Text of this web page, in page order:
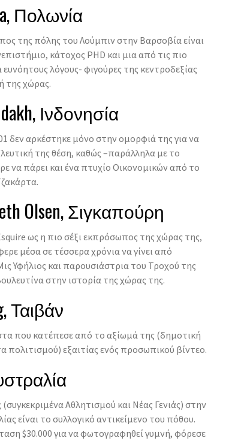
Πολωνία
της πόλης του Λούμπιν στην Βαρσοβία είναι
κάτοχος PHD και μια από τις πιο
λόγους- φιγούρες της κεντροδεξίας
της χώρας.
Ινδονησία
δεν αρκέστηκε μόνο στην ομορφιά της για να
της θέση, καθώς –παράλληλα με το
να πάρει και ένα πτυχίο Οικονομικών από το
Olsen, Σιγκαπούρη
ως η πιο σέξι εκπρόσωπος της χώρας της,
μέσα σε τέσσερα χρόνια να γίνει από
Υφήλιος και παρουσιάστρια του Τροχού της
στην ιστορία της χώρας της.
Ταιβάν
που κατέπεσε από το αξίωμά της (δημοτική
πολιτισμού) εξαιτίας ενός προσωπικού βίντεο.
Αθλητισμού και Νέας Γενιάς) στην
είναι το συλλογικό αντικείμενο του πόθου.
$30.000 για να φωτογραφηθεί γυμνή, φόρεσε